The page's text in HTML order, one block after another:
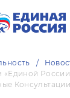
«Единой